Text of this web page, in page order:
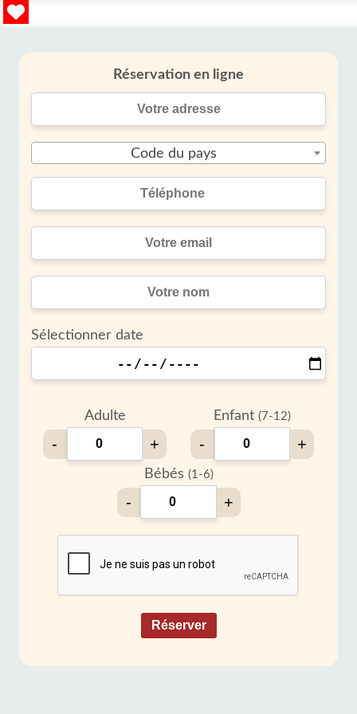
Réservation en ligne
Code du pays
Sélectionner date
Adulte
- +
Enfant (7-12)
- +
Bébés (1-6)
- +
Réserver